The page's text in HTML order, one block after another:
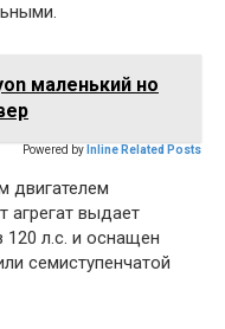
маленький но
Powered by Inline Related Posts
двигателем
агрегат выдает
л.с. и оснащен
семиступенчатой